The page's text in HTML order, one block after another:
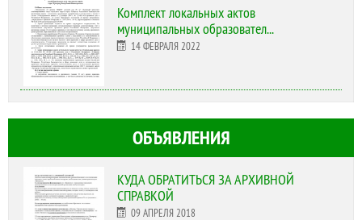
Комплект локальных актов
муниципальных образовател...
14 ФЕВРАЛЯ 2022
ОБЪЯВЛЕНИЯ
КУДА ОБРАТИТЬСЯ ЗА АРХИВНОЙ
СПРАВКОЙ
09 АПРЕЛЯ 2018